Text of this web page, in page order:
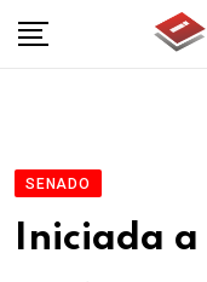
SENADO
Iniciada a